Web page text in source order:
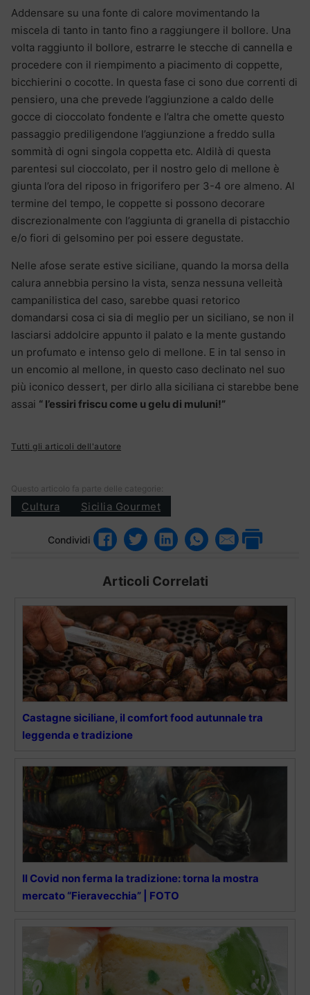
Addensare su una fonte di calore movimentando la
miscela di tanto in tanto fino a raggiungere il bollore. Una
volta raggiunto il bollore, estrarre le stecche di cannella e
procedere con il riempimento a piacimento di coppette,
bicchierini o cocotte. In questa fase ci sono due correnti di
pensiero, una che prevede l’aggiunzione a caldo delle
gocce di cioccolato fondente e l’altra che omette questo
passaggio prediligendone l’aggiunzione a freddo sulla
sommità di ogni singola coppetta etc. Aldilà di questa
parentesi sul cioccolato, per il nostro gelo di mellone è
giunta l’ora del riposo in frigorifero per 3-4 ore almeno. Al
termine del tempo, le coppette si possono decorare
discrezionalmente con l’aggiunta di granella di pistacchio
e/o fiori di gelsomino per poi essere degustate.
Nelle afose serate estive siciliane, quando la morsa della
calura annebbia persino la vista, senza nessuna velleità
campanilistica del caso, sarebbe quasi retorico
domandarsi cosa ci sia di meglio per un siciliano, se non il
lasciarsi addolcire appunto il palato e la mente gustando
un profumato e intenso gelo di mellone. E in tal senso in
un encomio al mellone, in questo caso declinato nel suo
più iconico dessert, per dirlo alla siciliana ci starebbe bene
assai “ l’essiri friscu come u gelu di muluni!”
Tutti gli articoli dell'autore
Questo articolo fa parte delle categorie:
Cultura Sicilia Gourmet
Condividi
Articoli Correlati
Castagne siciliane, il comfort food autunnale tra
leggenda e tradizione
Il Covid non ferma la tradizione: torna la mostra
mercato “Fieravecchia” | FOTO